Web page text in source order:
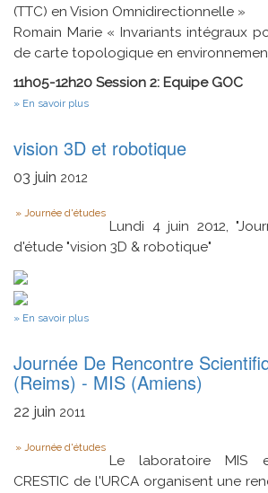
(TTC) en Vision Omnidirectionnelle »
Romain Marie « Invariants intégraux
de carte topologique en
11h05-12h20 Session 2: Equipe GOC
En savoir plus
Jeunes
Chercheurs
JJCMIS
(21
vision 3D et robotique
03 juin 2012
Type
Journée d'études
Lundi 4 juin 2012,
d'étude "vision 3D & robotique"
En savoir plus
et
robotique
Journée De Rencontre
(Reims) - MIS (Amiens)
22 juin 2011
Type
Journée d'études
Le laboratoire MIS
CRESTIC de l'URCA organisent une